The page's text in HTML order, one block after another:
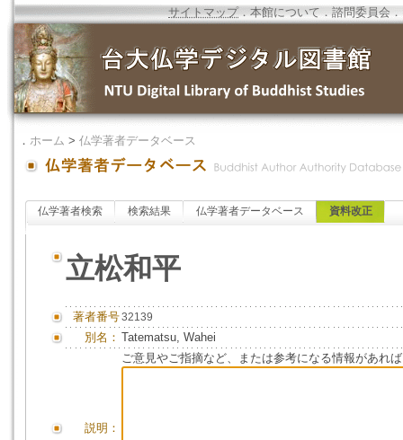
サイトマップ．本館について ．諮問委員会 ．
． ホーム > 仏学著者データベース
仏学著者検索 検索結果 仏学著者データベース 資料改正
立松和平
著者番号32139
別名： Tatematsu, Wahei
説明：
ご意見やご指摘など、または参考になる情報があれ